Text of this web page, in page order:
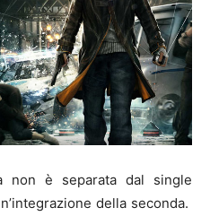
non è separata dal single
della seconda.